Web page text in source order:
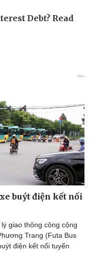
buýt điện kết nối
giao thông công cộng
Trang (Futa Bus
điện kết nối tuyến